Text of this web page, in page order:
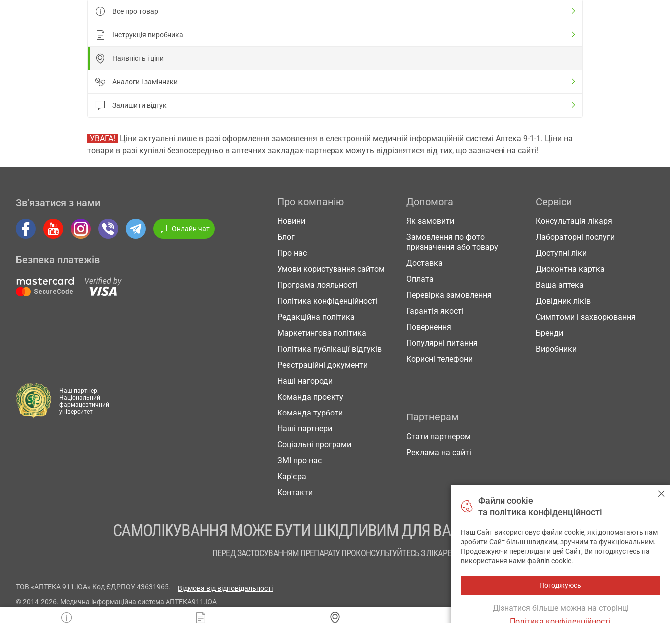
Все про товар
Інструкція виробника
Наявність і ціни
Аналоги і замінники
Залишити відгук
УВАГА! Ціни актуальні лише в разі оформлення замовлення в електронній медичній інформаційній системі Аптека 9-1-1. Ціни на
товари в разі купівлі безпосередньо в аптечних закладах-партнерах можуть відрізнятися від тих, що зазначені на сайті!
Зв’язатися з нами
Онлайн чат
Безпека платежів
Про компанію
Новини
Блог
Про нас
Умови користування сайтом
Програма лояльності
Політика конфіденційності
Редакційна політика
Маркетингова політика
Політика публікації відгуків
Реєстраційні документи
Наші нагороди
Команда проєкту
Команда турботи
Наші партнери
Соціальні програми
ЗМІ про нас
Кар'єра
Контакти
Допомога
Як замовити
Замовлення по фото
призначення або товару
Доставка
Оплата
Перевірка замовлення
Гарантія якості
Повернення
Популярні питання
Корисні телефони
Сервіси
Консультація лікаря
Лабораторні послуги
Доступні ліки
Дисконтна картка
Ваша аптека
Довідник ліків
Симптоми і захворювання
Бренди
Виробники
Партнерам
Стати партнером
Реклама на сайті
Наш партнер:
Національний
фармацевтичний
університет
САМОЛІКУВАННЯ МОЖЕ БУТИ ШКІДЛИВИМ ДЛЯ ВАШОГО ЗДОРОВ’Я
ПЕРЕД ЗАСТОСУВАННЯМ ПРЕПАРАТУ ПРОКОНСУЛЬТУЙТЕСЬ З ЛІКАРЕМ
ТОВ «АПТЕКА 911.ЮА» Код ЄДРПОУ 43631965.
Відмова від відповідальності
© 2014-2026. Медична інформаційна система АПТЕКА911.ЮА
Файли cookie
та політика конфіденційності
Наш Сайт використовує файли cookie, які допомагають нам
зробити Сайт більш швидким, зручним та функціональним.
Продовжуючи переглядати цей Сайт, Ви погоджуєтесь на
використання нами файлів cookie.
Погоджуюсь
Дізнатися більше можна на сторінці
✕